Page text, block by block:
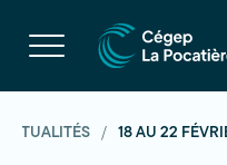
Ouvrir
la
navigation
ACTUALITÉS 18 AU 22